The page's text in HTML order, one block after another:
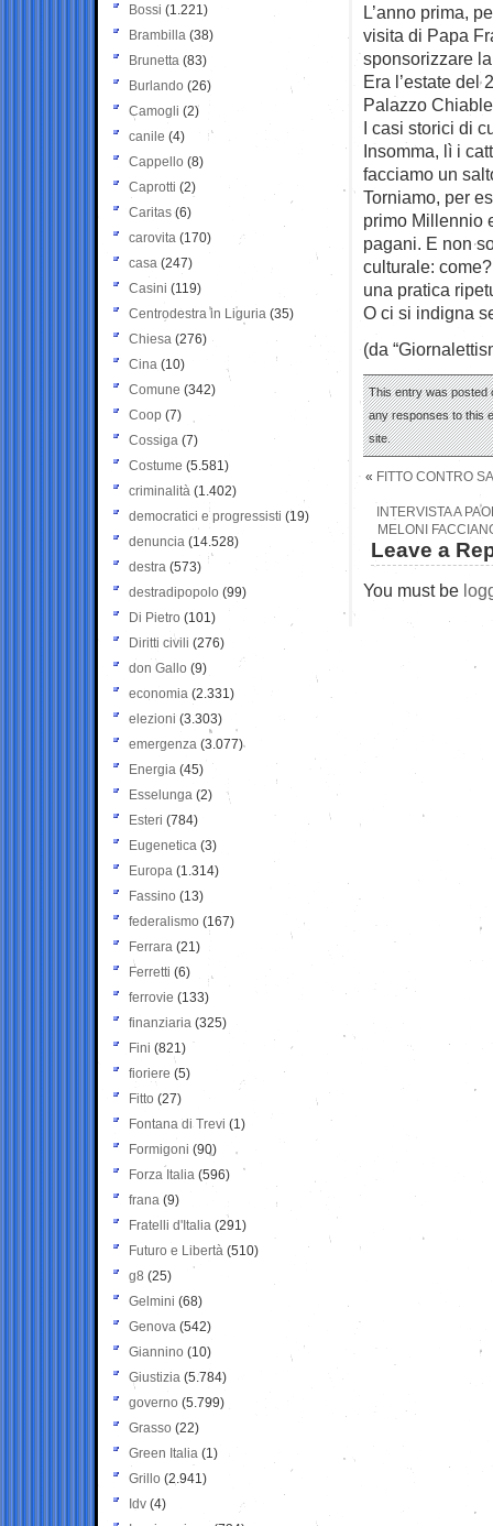
L’anno prima,
visita di Papa
sponsorizzare
Era l’estate del
Palazzo
I casi storici di
Insomma, lì i
facciamo un
Torniamo, per
primo Millennio
pagani. E non
culturale:
una pratica
O ci si indigna
(da
This entry was posted
any responses to this
site.
« FITTO CONTRO
INTERVISTA A
MELONI
Leave a
You must be
Bossi (1.221)
Brambilla (38)
Brunetta (83)
Burlando (26)
Camogli (2)
canile (4)
Cappello (8)
Caprotti (2)
Caritas (6)
carovita (170)
casa (247)
Casini (119)
Centrodestra in Liguria (35)
Chiesa (276)
Cina (10)
Comune (342)
Coop (7)
Cossiga (7)
Costume (5.581)
criminalità (1.402)
democratici e progressisti (19)
denuncia (14.528)
destra (573)
destradipopolo (99)
Di Pietro (101)
Diritti civili (276)
don Gallo (9)
economia (2.331)
elezioni (3.303)
emergenza (3.077)
Energia (45)
Esselunga (2)
Esteri (784)
Eugenetica (3)
Europa (1.314)
Fassino (13)
federalismo (167)
Ferrara (21)
Ferretti (6)
ferrovie (133)
finanziaria (325)
Fini (821)
fioriere (5)
Fitto (27)
Fontana di Trevi (1)
Formigoni (90)
Forza Italia (596)
frana (9)
Fratelli d'Italia (291)
Futuro e Libertà (510)
g8 (25)
Gelmini (68)
Genova (542)
Giannino (10)
Giustizia (5.784)
governo (5.799)
Grasso (22)
Green Italia (1)
Grillo (2.941)
Idv (4)